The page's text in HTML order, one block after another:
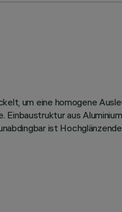
um eine homogene
Einbaustruktur aus
ist